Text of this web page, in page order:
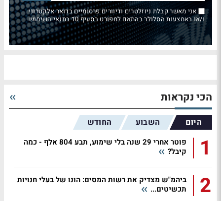
אני מאשר קבלת ניוזלטרים ודיוורים פרסומיים בדואר אלקטרוני
ו/או באמצעות הסלולר בהתאם למפורט בסעיף 10 בתנאי השימוש
הכי נקראות
היום השבוע החודש
1
פוטר אחרי 29 שנה בלי שימוע, תבע 804 אלף - כמה
קיבל?
2
ביהמ"ש מצדיק את רשות המסים: הונו של בעלי חנויות
תכשיטים...